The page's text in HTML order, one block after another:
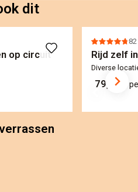
dit
op circuit
Rijd zelf
Diverse
79,- per